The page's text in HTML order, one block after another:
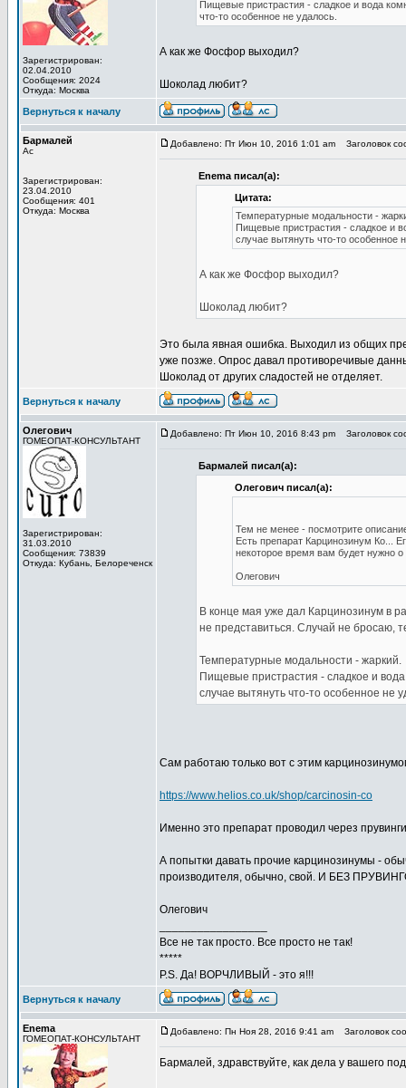
Зарегистрирован:
02.04.2010
Сообщения: 2024
Откуда: Москва
Пищевые пристрастия - сладкое и вода
что-то особенное не удалось.
А как же Фосфор выходил?
Шоколад любит?
Вернуться к началу
Бармалей
Ас
Зарегистрирован:
23.04.2010
Сообщения: 401
Откуда: Москва
Добавлено: Пт Июн 10, 2016 1:01 am Заголовок
Enema писал(а):
Цитата:
Температурные модальности -
Пищевые пристрастия - сладкое и
случае вытянуть что-то особенное
А как же Фосфор выходил?
Шоколад любит?
Это была явная ошибка. Выходил из общих
уже позже. Опрос давал противоречивые
Шоколад от других сладостей не отделяет.
Вернуться к началу
Олегович
ГОМЕОПАТ-КОНСУЛЬТАНТ
Зарегистрирован:
31.03.2010
Сообщения: 73839
Откуда: Кубань, Белореченск
Добавлено: Пт Июн 10, 2016 8:43 pm Заголовок
Бармалей писал(а):
Олегович писал(а):
Тем не менее - посмотрите
Есть препарат Карцинозинум Ко...
некоторое время вам будет нужно
Олегович
В конце мая уже дал Карцинозинум в
не представиться. Случай не бросаю,
Температурные модальности - жаркий.
Пищевые пристрастия - сладкое и
случае вытянуть что-то особенное не
Сам работаю только вот с этим
https://www.helios.co.uk/shop/carcinosin-co
Именно это препарат проводил через
А попытки давать прочие карцинозинумы -
производителя, обычно, свой. И БЕЗ
Олегович
Все не так просто. Все просто не так!
*****
P.S. Да! ВОРЧЛИВЫЙ - это я!!!
Вернуться к началу
Enema
ГОМЕОПАТ-КОНСУЛЬТАНТ
Добавлено: Пн Ноя 28, 2016 9:41 am Заголовок
Бармалей, здравствуйте, как дела у вашего